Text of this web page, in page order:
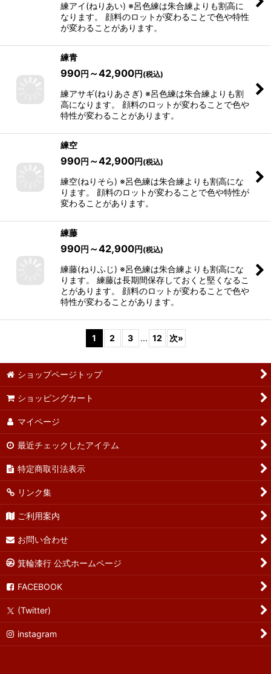
練アイ(ねりあい) ※呂色練は朱合練よりも割高に
なります。 顔料のロットが変わることで色や特性
が変わることがあります。
練青
990円 ～42,900円 (税込)
練アサギ(ねりあさぎ) ※呂色練は朱合練よりも割
高になります。 顔料のロットが変わることで色や
特性が変わることがあります。
練空
990円 ～42,900円 (税込)
練空(ねりそら) ※呂色練は朱合練よりも割高にな
ります。 顔料のロットが変わることで色や特性が
変わることがあります。
練藤
990円 ～42,900円 (税込)
練藤(ねりふじ) ※呂色練は朱合練よりも割高にな
ります。 練藤は長期間保存しておくと堅くなるこ
とがあります。 顔料のロットが変わることで色や
特性が変わることがあります。
1 2 3 ... 12 次»
ショップページトップ
ショッピングカート
マイページ
最近チェックしたアイテム
特定商取引法表示
リンク集
ご利用案内
お問い合わせ
箕輪漆行 公式ホームページ
FACEBOOK
(Twitter)
instagram